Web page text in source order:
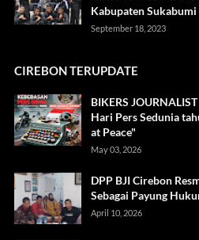
Kabupaten Sukabumi
September 18, 2023
CIREBON TERUPDATE
BIKERS
Hari Pers Sedunia
at Peace"
May 03, 2026
DPP BJI Cirebon
Sebagai Payung
April 10, 2026